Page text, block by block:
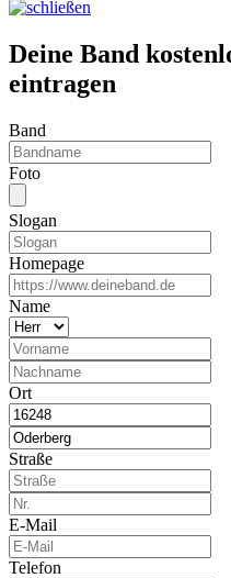
Deine Band
eintragen
Band
Foto
Slogan
Homepage
Name
Ort
Straße
E-Mail
Telefon